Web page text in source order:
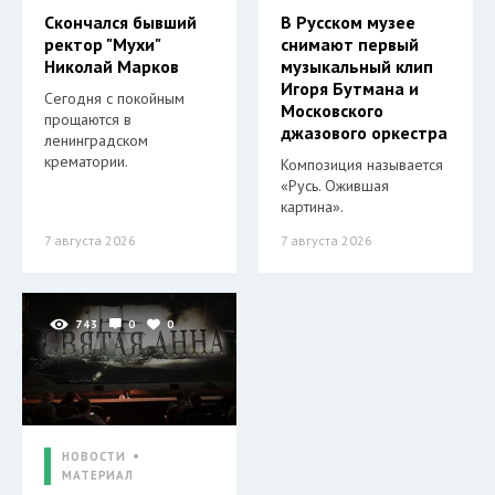
Скончался бывший
ректор "Мухи"
Николай Марков
Сегодня с покойным
прощаются в
ленинградском
крематории.
7 августа 2026
В Русском музее
снимают первый
музыкальный клип
Игоря Бутмана и
Московского
джазового оркестра
Композиция называется
«Русь. Ожившая
картина».
7 августа 2026
743 0 0
НОВОСТИ
МАТЕРИАЛ